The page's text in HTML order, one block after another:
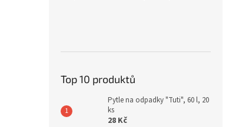
Top 10 produktů
Pytle na odpadky "Tuti", 60 l, 20
ks
28 Kč